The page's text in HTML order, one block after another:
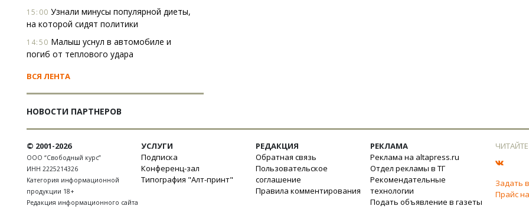
15:00 Узнали минусы популярной диеты,
на которой сидят политики
14:50 Малыш уснул в автомобиле и
погиб от теплового удара
ВСЯ ЛЕНТА
НОВОСТИ ПАРТНЕРОВ
© 2001-2026
ООО “Свободный курс”
ИНН 2225214326
Категория информационной
продукции 18+
Редакция информационного сайта
УСЛУГИ
Подписка
Конференц-зал
Типография "Алт-принт"
РЕДАКЦИЯ
Обратная связь
Пользовательское
соглашение
Правила комментирования
РЕКЛАМА
Реклама на altapress.ru
Отдел рекламы в ТГ
Рекомендательные
технологии
Подать объявление в газеты
Задать
Прайс